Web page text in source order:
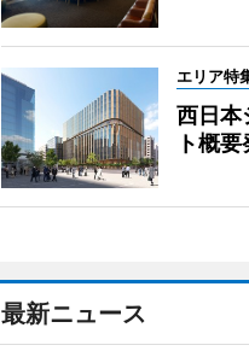
エリア特
西日本
ト概
最新ニュース